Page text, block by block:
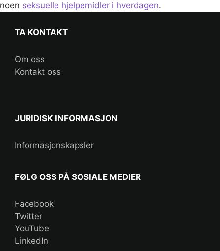
noen seksuelle hjelpemidler i hverdagen.
TA KONTAKT
Om oss
Kontakt oss
JURIDISK INFORMASJON
Informasjonskapsler
FØLG OSS PÅ SOSIALE MEDIER
Facebook
Twitter
YouTube
LinkedIn